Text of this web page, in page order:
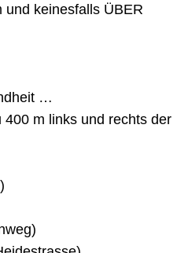
und keinesfalls ÜBER
…
m links und rechts der